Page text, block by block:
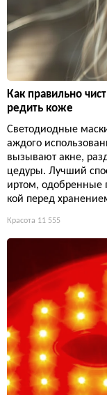
Как правильно
редить коже
Светодиодные
аждого
вызывают акне,
цедуры. Лучший
иртом, одобренные
кой перед
Красота 11 555